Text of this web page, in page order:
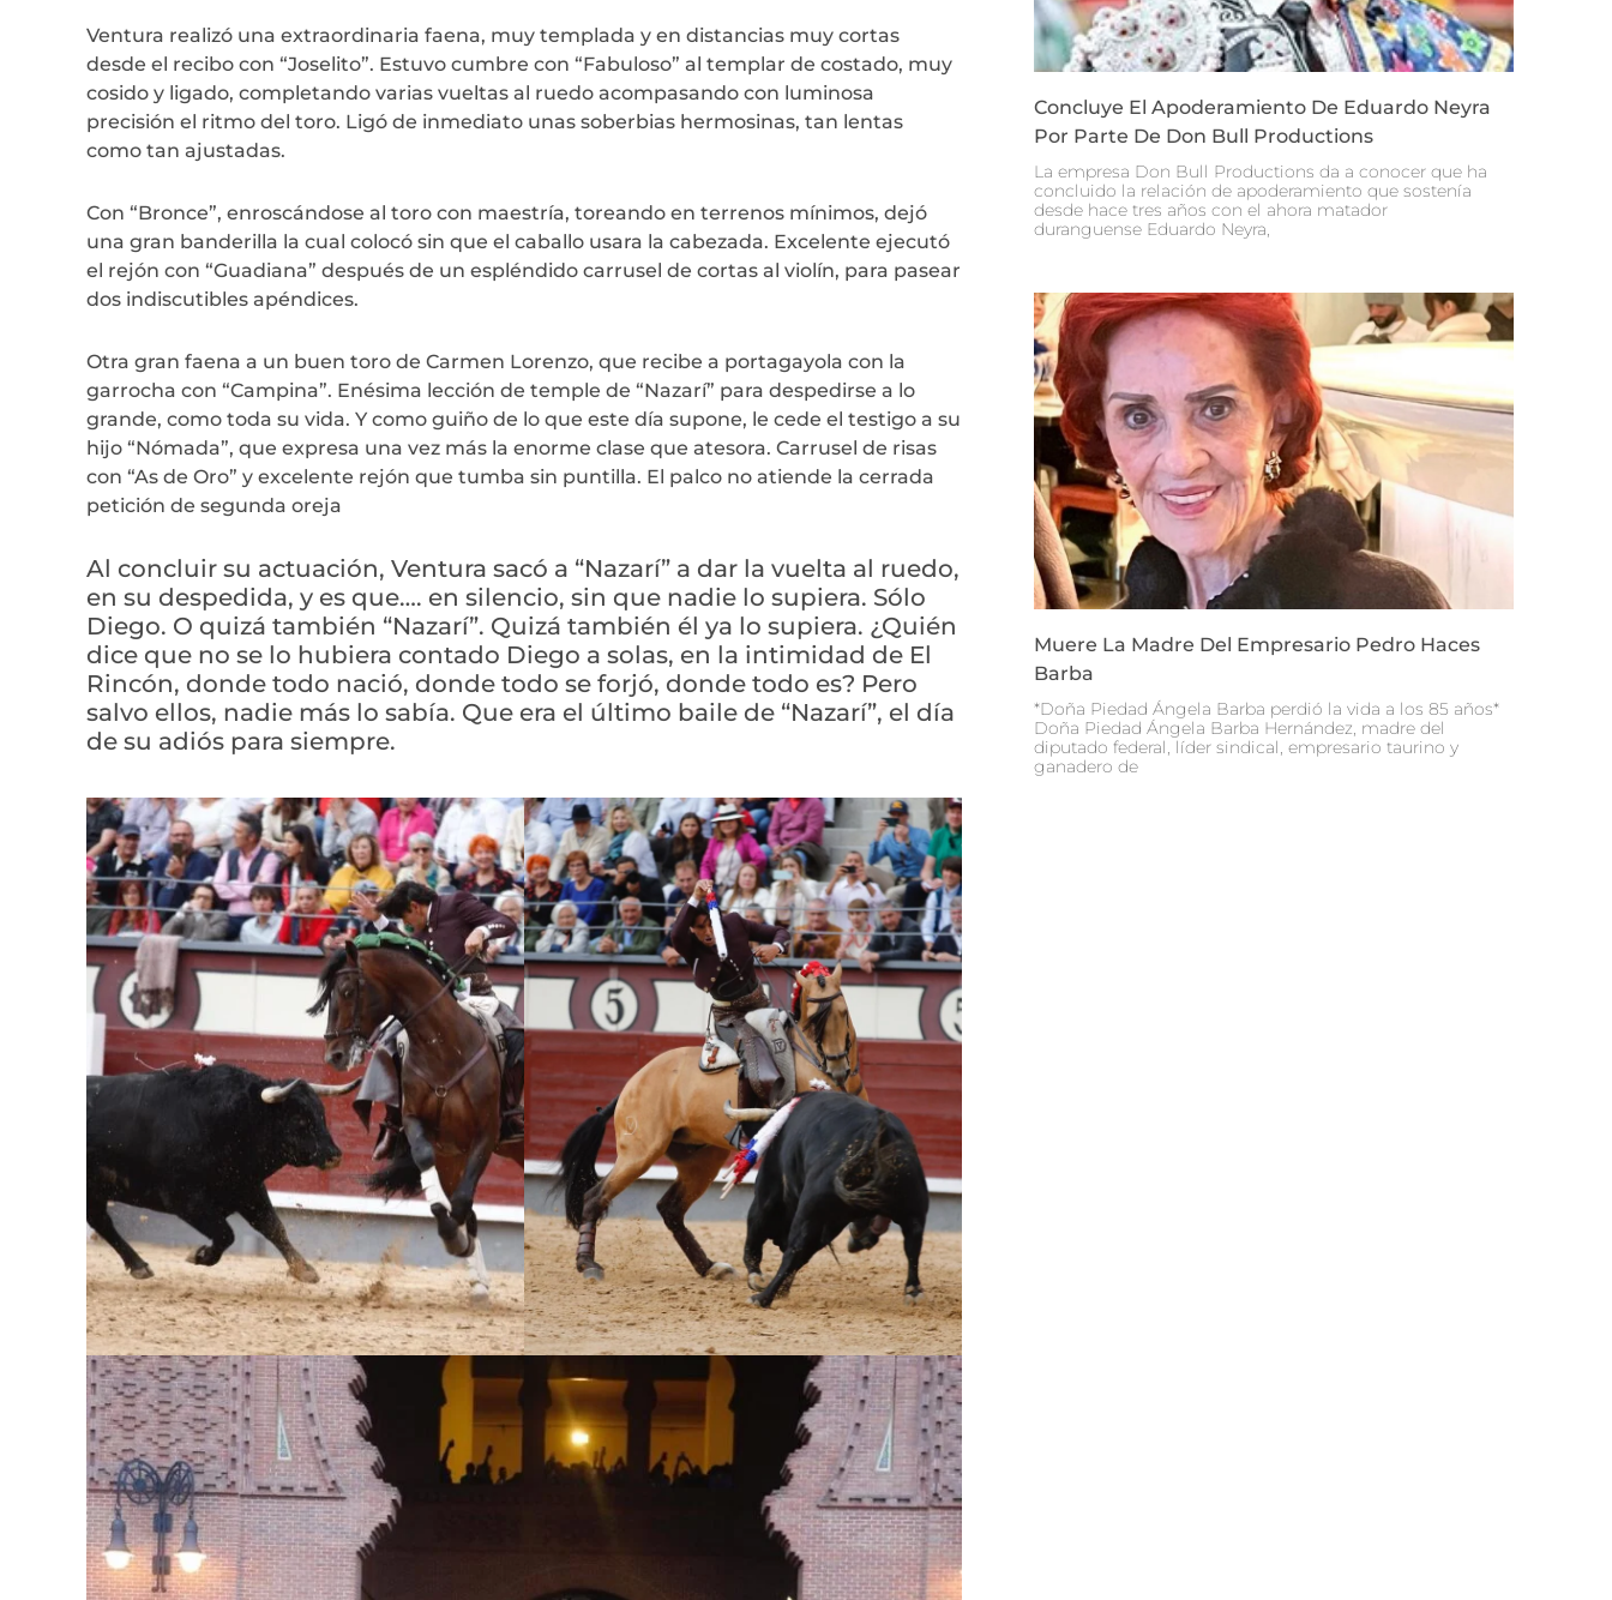
Ventura realizó una extraordinaria faena, muy templada y en distancias muy cortas
desde el recibo con “Joselito”. Estuvo cumbre con “Fabuloso” al templar de costado, muy
cosido y ligado, completando varias vueltas al ruedo acompasando con luminosa
precisión el ritmo del toro. Ligó de inmediato unas soberbias hermosinas, tan lentas
como tan ajustadas.
Con “Bronce”, enroscándose al toro con maestría, toreando en terrenos mínimos, dejó
una gran banderilla la cual colocó sin que el caballo usara la cabezada. Excelente ejecutó
el rejón con “Guadiana” después de un espléndido carrusel de cortas al violín, para pasear
dos indiscutibles apéndices.
Otra gran faena a un buen toro de Carmen Lorenzo, que recibe a portagayola con la
garrocha con “Campina”. Enésima lección de temple de “Nazarí” para despedirse a lo
grande, como toda su vida. Y como guiño de lo que este día supone, le cede el testigo a su
hijo “Nómada”, que expresa una vez más la enorme clase que atesora. Carrusel de risas
con “As de Oro” y excelente rejón que tumba sin puntilla. El palco no atiende la cerrada
petición de segunda oreja
Al concluir su actuación, Ventura sacó a “Nazarí” a dar la vuelta al ruedo,
en su despedida, y es que…. en silencio, sin que nadie lo supiera. Sólo
Diego. O quizá también “Nazarí”. Quizá también él ya lo supiera. ¿Quién
dice que no se lo hubiera contado Diego a solas, en la intimidad de El
Rincón, donde todo nació, donde todo se forjó, donde todo es? Pero
salvo ellos, nadie más lo sabía. Que era el último baile de “Nazarí”, el día
de su adiós para siempre.
Concluye El Apoderamiento De Eduardo Neyra
Por Parte De Don Bull Productions
La empresa Don Bull Productions da a conocer que ha
concluido la relación de apoderamiento que sostenía
desde hace tres años con el ahora matador
duranguense Eduardo Neyra,
Muere La Madre Del Empresario Pedro Haces
Barba
*Doña Piedad Ángela Barba perdió la vida a los 85 años*
Doña Piedad Ángela Barba Hernández, madre del
diputado federal, líder sindical, empresario taurino y
ganadero de